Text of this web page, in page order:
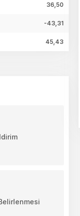
36,50
-43,31
45,43